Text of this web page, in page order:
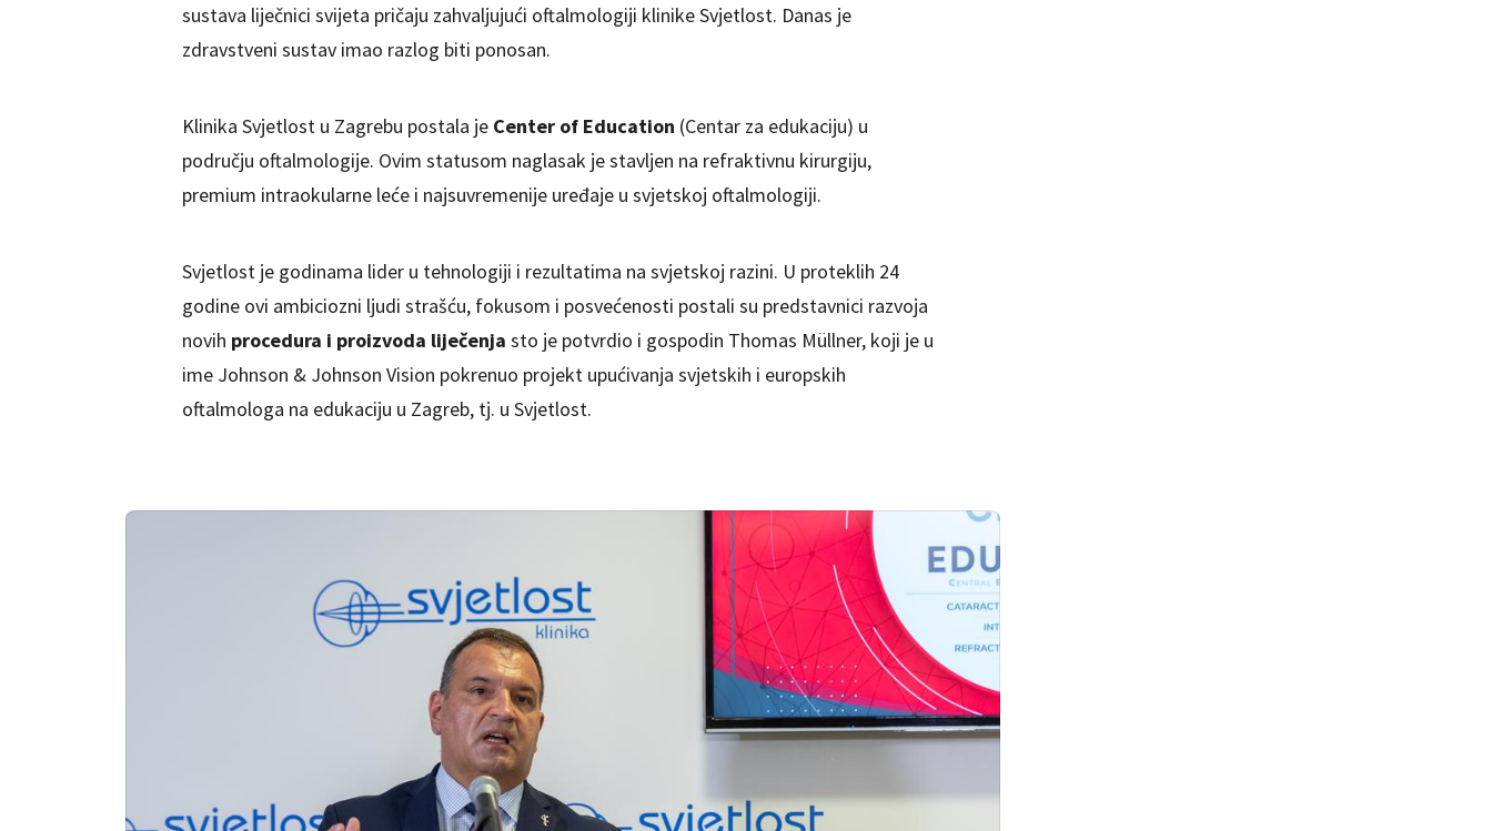
sustava liječnici svijeta pričaju zahvaljujući oftalmologiji klinike Svjetlost. Danas je
zdravstveni sustav imao razlog biti ponosan.
Klinika Svjetlost u Zagrebu postala jeCenter of Education (Centar za edukaciju) u
području oftalmologije. Ovim statusom naglasak je stavljen na refraktivnu kirurgiju,
premium intraokularne leće i najsuvremenije uređaje u svjetskoj oftalmologiji.
Svjetlost je godinama lider u tehnologiji i rezultatima na svjetskoj razini. U proteklih 24
godine ovi ambiciozni ljudi strašću, fokusom i posvećenosti postali su predstavnici razvoja
novih procedura i proizvoda liječenja sto je potvrdio i gospodin Thomas Müllner, koji je u
ime Johnson & Johnson Vision pokrenuo projekt upućivanja svjetskih i europskih
oftalmologa na edukaciju u Zagreb, tj. u Svjetlost.